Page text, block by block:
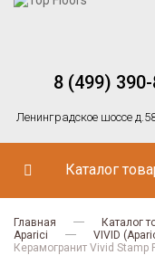
8 (499)
Ленинградское шоссе
Каталог
Главная Каталог
Aparici
VIVID
Керамогранит Vivid Stamp